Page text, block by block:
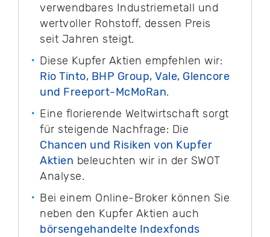
verwendbares Industriemetall und
wertvoller Rohstoff, dessen Preis
seit Jahren steigt.
Diese Kupfer Aktien empfehlen wir:
Rio Tinto, BHP Group, Vale, Glencore
und Freeport-McMoRan.
Eine florierende Weltwirtschaft sorgt
für steigende Nachfrage: Die
Chancen und Risiken von Kupfer
Aktien beleuchten wir in der SWOT
Analyse.
Bei einem Online-Broker können Sie
neben den Kupfer Aktien auch
börsengehandelte Indexfonds